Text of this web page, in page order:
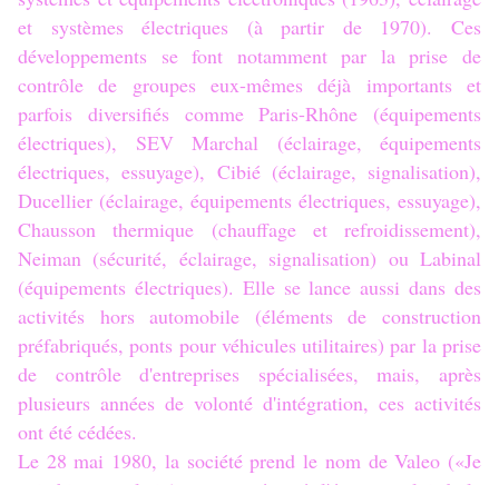
et systèmes électriques (à partir de 1970). Ces
développements se font notamment par la prise de
contrôle de groupes eux-mêmes déjà importants et
parfois diversifiés comme Paris-Rhône (équipements
électriques), SEV Marchal (éclairage, équipements
électriques, essuyage), Cibié (éclairage, signalisation),
Ducellier (éclairage, équipements électriques, essuyage),
Chausson thermique (chauffage et refroidissement),
Neiman (sécurité, éclairage, signalisation) ou Labinal
(équipements électriques). Elle se lance aussi dans des
activités hors automobile (éléments de construction
préfabriqués, ponts pour véhicules utilitaires) par la prise
de contrôle d'entreprises spécialisées, mais, après
plusieurs années de volonté d'intégration, ces activités
ont été cédées.
Le 28 mai 1980, la société prend le nom de Valeo («Je